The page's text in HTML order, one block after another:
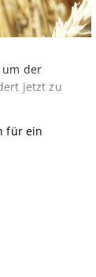
um der
jetzt zu
für ein